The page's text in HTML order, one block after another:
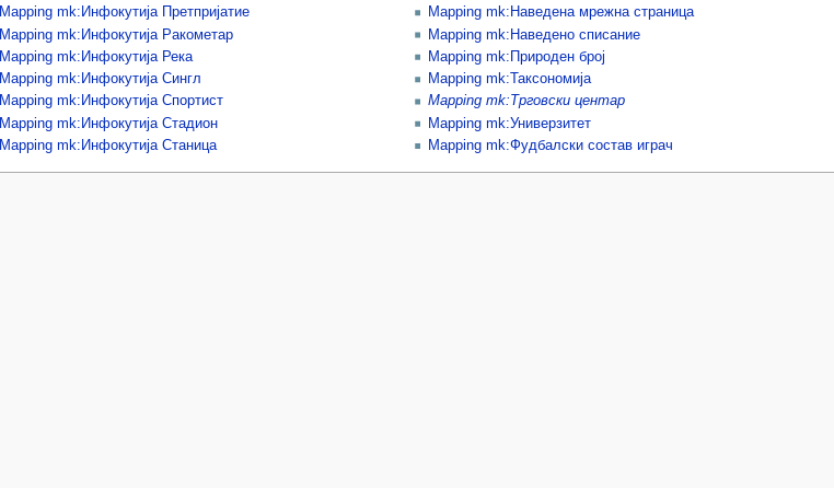
Mapping mk:Инфокутија Претпријатие
Mapping mk:Инфокутија Ракометар
Mapping mk:Инфокутија Река
Mapping mk:Инфокутија Сингл
Mapping mk:Инфокутија Спортист
Mapping mk:Инфокутија Стадион
Mapping mk:Инфокутија Станица
Mapping mk:Наведена мрежна страница
Mapping mk:Наведено списание
Mapping mk:Природен број
Mapping mk:Таксономија
Mapping mk:Трговски центар
Mapping mk:Универзитет
Mapping mk:Фудбалски состав играч